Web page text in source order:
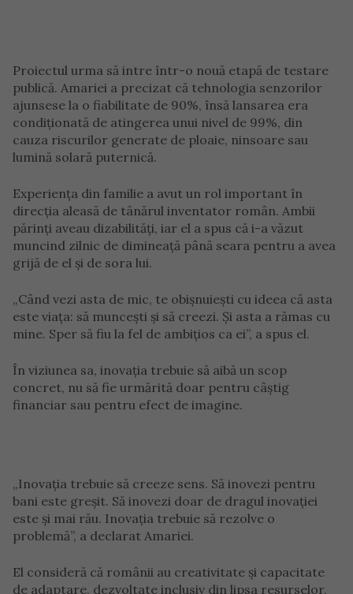
Proiectul urma să intre într-o nouă etapă de testare
publică. Amariei a precizat că tehnologia senzorilor
ajunsese la o fiabilitate de 90%, însă lansarea era
condiționată de atingerea unui nivel de 99%, din
cauza riscurilor generate de ploaie, ninsoare sau
lumină solară puternică.
Experiența din familie a avut un rol important în
direcția aleasă de tânărul inventator român. Ambii
părinți aveau dizabilități, iar el a spus că i-a văzut
muncind zilnic de dimineață până seara pentru a avea
grijă de el și de sora lui.
„Când vezi asta de mic, te obișnuiești cu ideea că asta
este viața: să muncești și să creezi. Și asta a rămas cu
mine. Sper să fiu la fel de ambițios ca ei”, a spus el.
În viziunea sa, inovația trebuie să aibă un scop
concret, nu să fie urmărită doar pentru câștig
financiar sau pentru efect de imagine.
„Inovația trebuie să creeze sens. Să inovezi pentru
bani este greșit. Să inovezi doar de dragul inovației
este și mai rău. Inovația trebuie să rezolve o
problemă”, a declarat Amariei.
El consideră că românii au creativitate și capacitate
de adaptare, dezvoltate inclusiv din lipsa resurselor,